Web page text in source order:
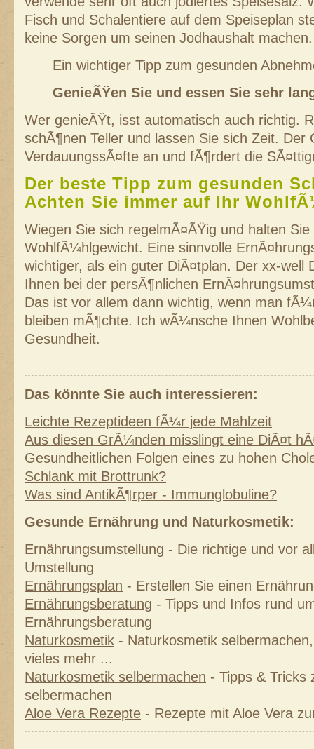
Fisch und Schalentiere auf dem Speiseplan
keine Sorgen um seinen Jodhaushalt machen.
Ein wichtiger Tipp zum gesunden
GenieÃŸen Sie und essen Sie sehr
Wer genieÃŸt, isst automatisch auch richtig.
schÃ¶nen Teller und lassen Sie sich Zeit. Der
VerdauungssÃ¤fte an und fÃ¶rdert die
Der beste Tipp zum gesunden
Achten Sie immer auf Ihr
Wiegen Sie sich regelmÃ¤ÃŸig und halten
WohlfÃ¼hlgewicht. Eine sinnvolle
wichtiger, als ein guter DiÃ¤tplan. Der xx-well
Ihnen bei der persÃ¶nlichen
Das ist vor allem dann wichtig, wenn man
bleiben mÃ¶chte. Ich wÃ¼nsche Ihnen
Gesundheit.
Das könnte Sie auch interessieren:
Leichte Rezeptideen fÃ¼r jede Mahlzeit
Aus diesen GrÃ¼nden misslingt eine DiÃ¤t
Gesundheitlichen Folgen eines zu hohen
Schlank mit Brottrunk?
Was sind AntikÃ¶rper - Immunglobuline?
Gesunde Ernährung und Naturkosmetik:
Ernährungsumstellung - Die richtige und vor
Umstellung
Ernährungsplan - Erstellen Sie einen
Ernährungsberatung - Tipps und Infos rund
Ernährungsberatung
Naturkosmetik - Naturkosmetik
vieles mehr ...
Naturkosmetik selbermachen - Tipps & Tricks
selbermachen
Aloe Vera Rezepte - Rezepte mit Aloe Vera